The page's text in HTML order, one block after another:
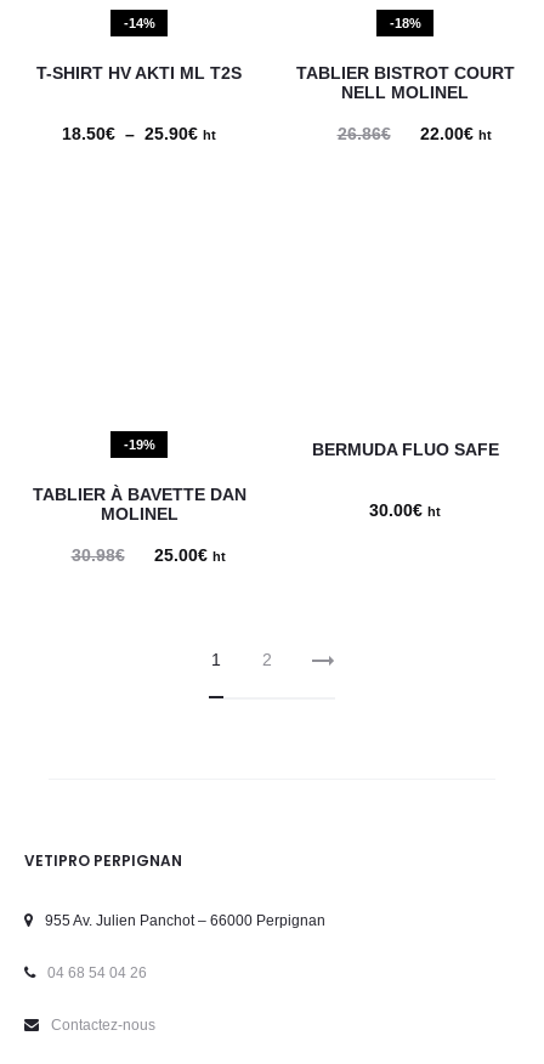
-14%
T-SHIRT HV AKTI ML T2S
18.50€ – 25.90€ Plage
ht
-18%
TABLIER BISTROT COURT
NELL MOLINEL
26.86€ 22.00€Le
ht
-19%
TABLIER À BAVETTE DAN
MOLINEL
30.98€ 25.00€Le
est :
25.00€.
ht
BERMUDA FLUO SAFE
30.00€ ht
1 2
VETIPRO PERPIGNAN
955 Av. Julien Panchot – 66000 Perpignan
04 68 54 04 26
Contactez-nous